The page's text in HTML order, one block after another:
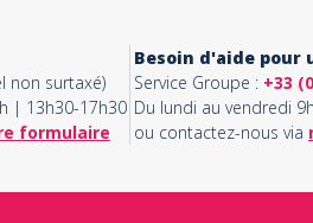
non surtaxé)
| 13h30-17h30
formulaire
Besoin d'aide pour
Service Groupe : +33
Du lundi au vendredi
ou contactez-nous via